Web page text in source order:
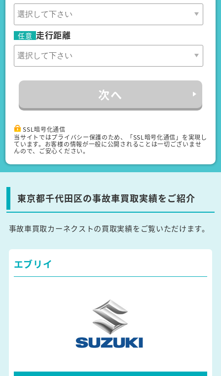
任意 走行距離
次へ
SSL暗号化通信
当サイトではプライバシー保護のため、「SSL暗号化通信」を実現し
ています。お客様の情報が一般に公開されることは一切ございませ
んので、ご安心ください。
東京都千代田区の事故車買取実績をご紹介
事故車買取カーネクストの買取実績をご覧いただけます。
エブリイ